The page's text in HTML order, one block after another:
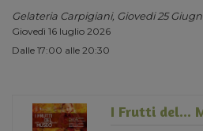
Gelateria Carpigiani, Giovedi 25
Giovedì 16 luglio 2026
Dalle 17:00 alle 20:30
I Frutti del...